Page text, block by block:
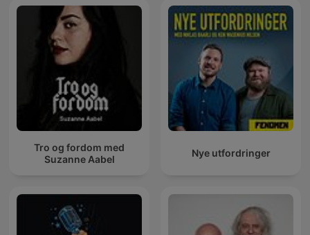
Tro og fordom med
Suzanne Aabel
Nye utfordringer